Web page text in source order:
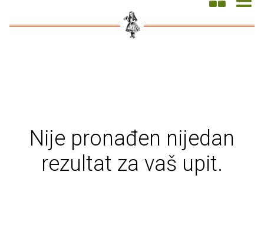
Nije pronađen nijedan
rezultat za vaš upit.